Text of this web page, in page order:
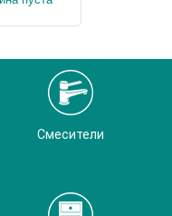
Смесители